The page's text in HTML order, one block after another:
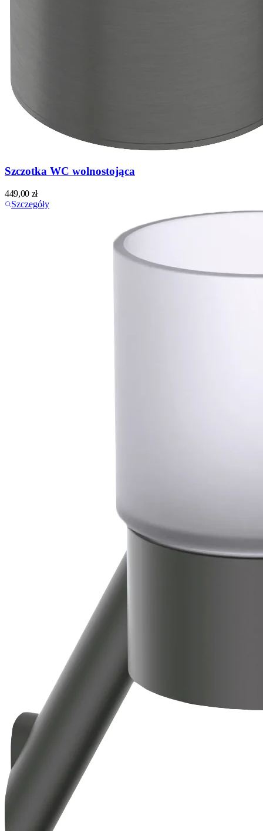
Szczotka WC wolnostojąca
449,00 zł
Szczegóły